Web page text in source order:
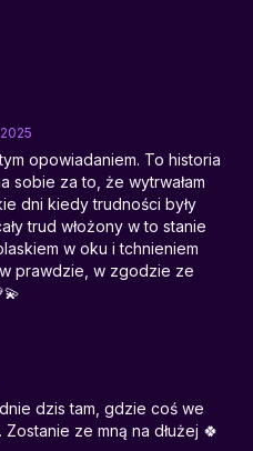
opowiadaniem. To historia
sobie za to, że wytrwałam
dni kiedy trudności były
trud włożony w to stanie
w oku i tchnieniem
prawdzie, w zgodzie ze
dzis tam, gdzie coś we
Zostanie ze mną na dłużej 🍀